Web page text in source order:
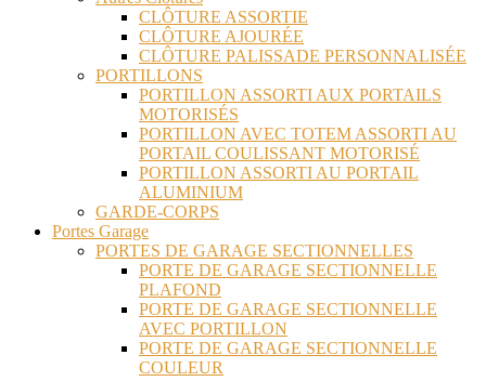
CLÔTURE ASSORTIE
CLÔTURE AJOURÉE
CLÔTURE PALISSADE PERSONNALISÉE
PORTILLONS
PORTILLON ASSORTI AUX PORTAILS
MOTORISÉS
PORTILLON AVEC TOTEM ASSORTI AU
PORTAIL COULISSANT MOTORISÉ
PORTILLON ASSORTI AU PORTAIL
ALUMINIUM
GARDE-CORPS
Portes Garage
PORTES DE GARAGE SECTIONNELLES
PORTE DE GARAGE SECTIONNELLE
PLAFOND
PORTE DE GARAGE SECTIONNELLE
AVEC PORTILLON
PORTE DE GARAGE SECTIONNELLE
COULEUR